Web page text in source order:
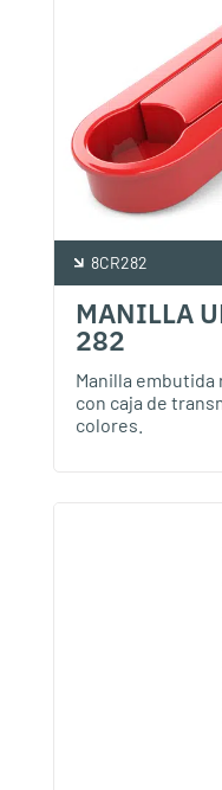
8CR282
MANILLA
282
Manilla
con caja de
colores.